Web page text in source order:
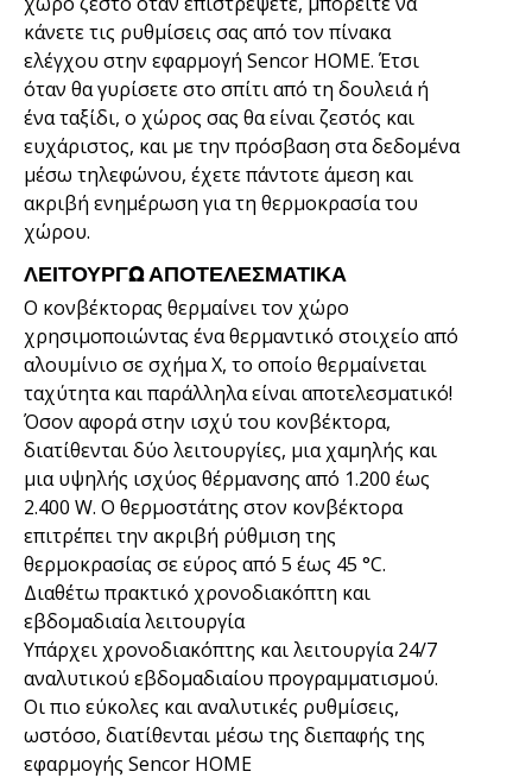
κάνετε τις ρυθμίσεις σας από τον πίνακα
ελέγχου στην εφαρμογή Sencor HOME. Έτσι
όταν θα γυρίσετε στο σπίτι από τη δουλειά ή
ένα ταξίδι, ο χώρος σας θα είναι ζεστός και
ευχάριστος, και με την πρόσβαση στα δεδομένα
μέσω τηλεφώνου, έχετε πάντοτε άμεση και
ακριβή ενημέρωση για τη θερμοκρασία του
χώρου.
ΛΕΙΤΟΥΡΓΏ ΑΠΟΤΕΛΕΣΜΑΤΙΚΆ
Ο κονβέκτορας θερμαίνει τον χώρο
χρησιμοποιώντας ένα θερμαντικό στοιχείο από
αλουμίνιο σε σχήμα X, το οποίο θερμαίνεται
ταχύτητα και παράλληλα είναι αποτελεσματικό!
Όσον αφορά στην ισχύ του κονβέκτορα,
διατίθενται δύο λειτουργίες, μια χαμηλής και
μια υψηλής ισχύος θέρμανσης από 1.200 έως
2.400 W. Ο θερμοστάτης στον κονβέκτορα
επιτρέπει την ακριβή ρύθμιση της
θερμοκρασίας σε εύρος από 5 έως 45 °C.
Διαθέτω πρακτικό χρονοδιακόπτη και
εβδομαδιαία λειτουργία
Υπάρχει χρονοδιακόπτης και λειτουργία 24/7
αναλυτικού εβδομαδιαίου προγραμματισμού.
Οι πιο εύκολες και αναλυτικές ρυθμίσεις,
ωστόσο, διατίθενται μέσω της διεπαφής της
εφαρμογής Sencor HOME